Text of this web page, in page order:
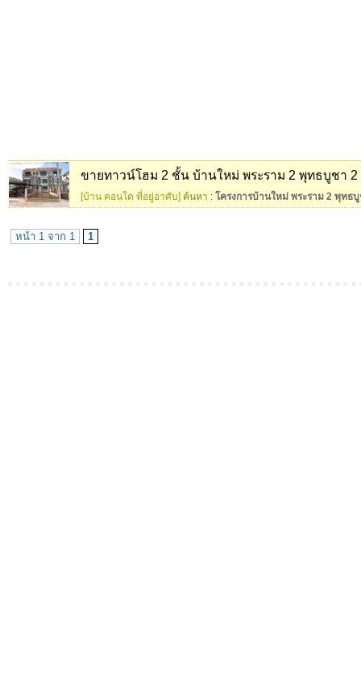
ขายทาวน์โฮม 2 ชั้น บ้านใหม่ พระราม 2 พุทธบูชา 2
[บ้าน คอนโด ที่อยู่อาศับ] ค้นหา : โครงการบ้านใหม่ พระราม 2 พุทธ
หน้า 1 จาก 1 1